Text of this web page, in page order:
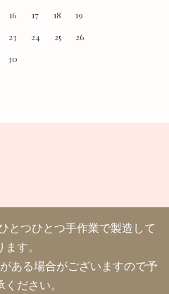
16 17 18
19
23 24 25
26
30
とつひとつ手作業で製造して
す。
ある場合がございますので予
ださい。